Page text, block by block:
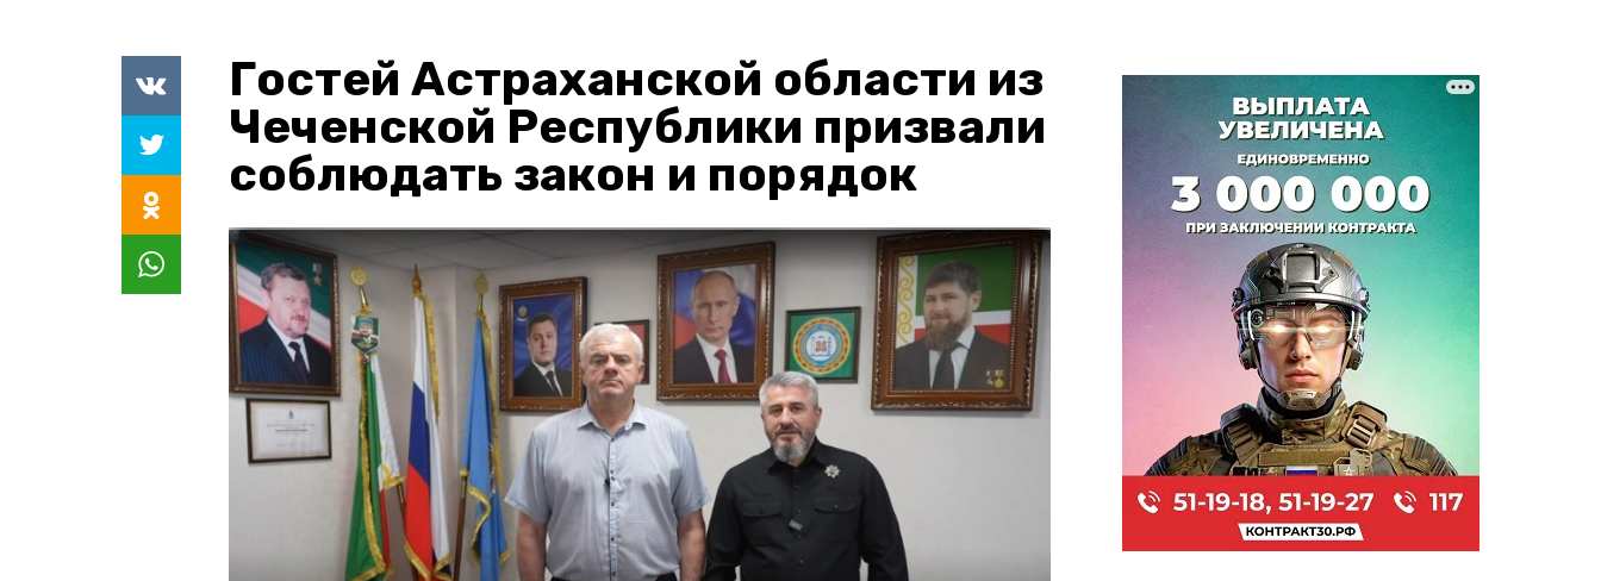
Гостей Астраханской области из
Чеченской Республики призвали
соблюдать закон и порядок